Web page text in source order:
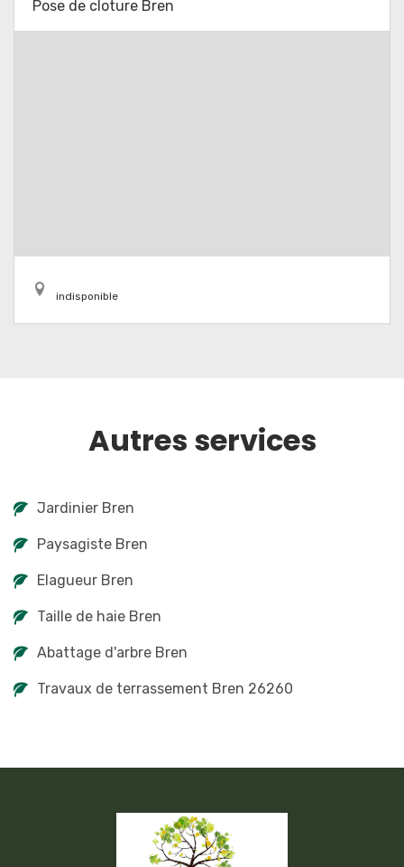
Pose de cloture Bren
indisponible
Autres services
Jardinier Bren
Paysagiste Bren
Elagueur Bren
Taille de haie Bren
Abattage d'arbre Bren
Travaux de terrassement Bren 26260